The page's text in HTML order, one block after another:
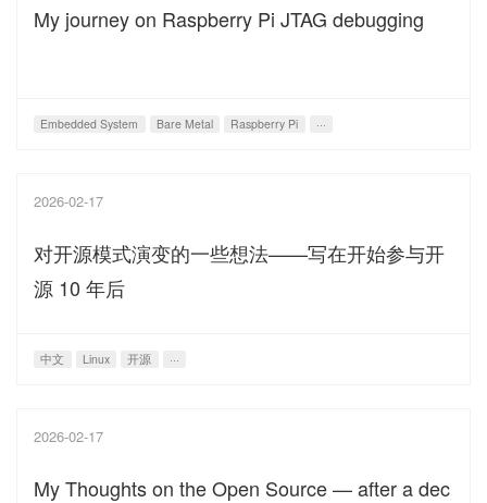
My journey on Raspberry Pi JTAG debugging
Embedded System Bare Metal Raspberry Pi ···
2026-02-17
对开源模式演变的一些想法——写在开始参与开
源 10 年后
中文 Linux 开源 ···
2026-02-17
My Thoughts on the Open Source — after a dec